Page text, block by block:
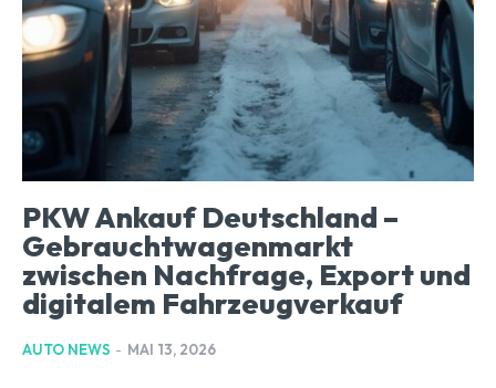
PKW Ankauf Deutschland –
Gebrauchtwagenmarkt
zwischen Nachfrage, Export und
digitalem Fahrzeugverkauf
AUTO NEWS - MAI 13, 2026